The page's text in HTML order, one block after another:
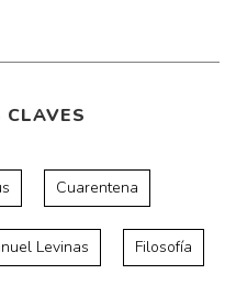
CLAVES
Cuarentena
Levinas Filosofía